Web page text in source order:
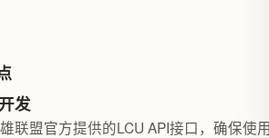
发
联盟官方提供的LCU API接口，确保使